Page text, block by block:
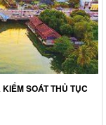
SOÁT THỦ TỤC